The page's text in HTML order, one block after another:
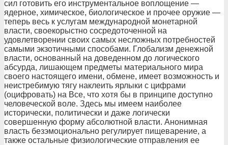
сил готовить его инструментальное воплощение —
ядерное, химическое, биологическое и прочее оружие —
теперь весь к услугам международной монетарной
власти, своекорыстно сосредоточенной на
удовлетворении своих самых несложных потребностей
самыми экзотичными способами. Глобализм денежной
власти, основанный на доведенном до логического
абсурда, лишающем предметы материального мира
своего настоящего имени, обмене, имеет возможность и
неистребимую тягу наклеить ярлыки с цифрами
(оцифровать) на Все, что хотя бы в принципе доступно
человеческой воле. Здесь мы имеем наиболее
исторически, политически и даже логически
совершенную форму абсолютной власти. Анонимная
власть безэмоционально регулирует пищеварение, а
также остальные физиологические отправления ее